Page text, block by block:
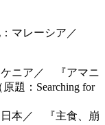
：マレーシア／
ケニア／ 『アマニ
題：Searching for
日本／ 『主食、崩